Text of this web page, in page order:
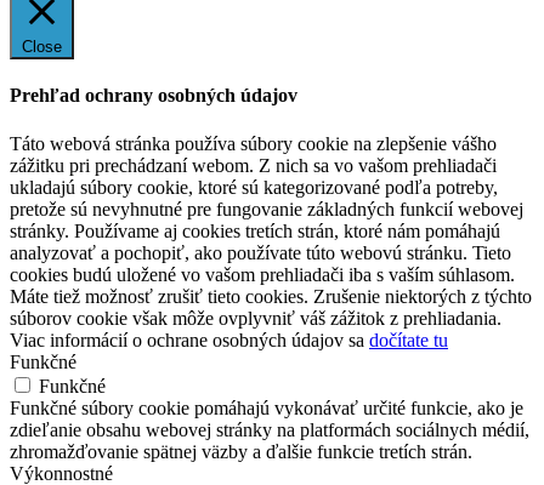
Close
Prehľad ochrany osobných údajov
Táto webová stránka používa súbory cookie na zlepšenie vášho
zážitku pri prechádzaní webom. Z nich sa vo vašom prehliadači
ukladajú súbory cookie, ktoré sú kategorizované podľa potreby,
pretože sú nevyhnutné pre fungovanie základných funkcií webovej
stránky. Používame aj cookies tretích strán, ktoré nám pomáhajú
analyzovať a pochopiť, ako používate túto webovú stránku. Tieto
cookies budú uložené vo vašom prehliadači iba s vaším súhlasom.
Máte tiež možnosť zrušiť tieto cookies. Zrušenie niektorých z týchto
súborov cookie však môže ovplyvniť váš zážitok z prehliadania.
Viac informácií o ochrane osobných údajov sa dočítate tu
Funkčné
Funkčné
Funkčné súbory cookie pomáhajú vykonávať určité funkcie, ako je
zdieľanie obsahu webovej stránky na platformách sociálnych médií,
zhromažďovanie spätnej väzby a ďalšie funkcie tretích strán.
Výkonnostné